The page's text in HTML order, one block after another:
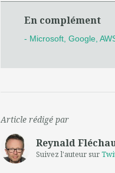
En complément
- Microsoft, Google,
Article rédigé par
Reynald
Suivez l'auteur sur